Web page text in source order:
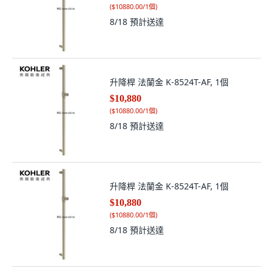
($10880.00/1個)
8/18 預計送達
升降桿 法蘭金 K-8524T-AF, 1個
$10,880
($10880.00/1個)
8/18 預計送達
升降桿 法蘭金 K-8524T-AF, 1個
$10,880
($10880.00/1個)
8/18 預計送達